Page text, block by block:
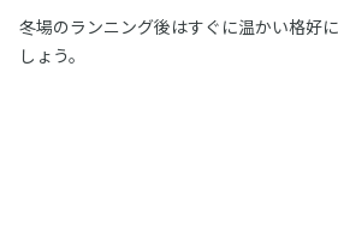
冬場のランニング後はすぐに温かい格好
しょう。